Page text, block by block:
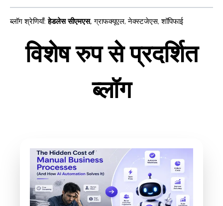
ब्लॉग श्रेणियाँ: हेडलेस सीएमएस, ग्राफक्यूएल,नेक्स्टजेएस,शॉपिफाई
विशेष रुप से प्रदर्शित
ब्लॉग